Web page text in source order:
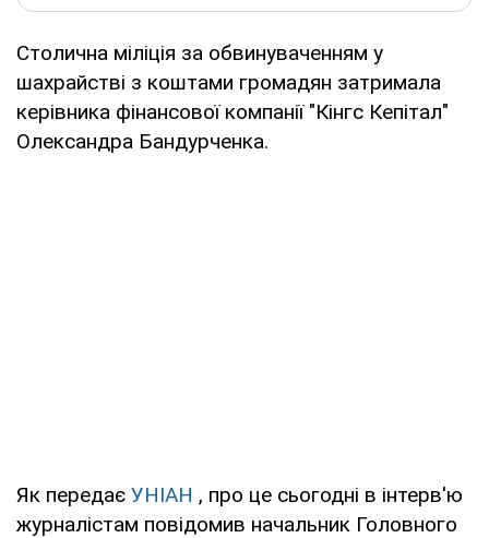
Столична міліція за обвинуваченням у
шахрайстві з коштами громадян затримала
керівника фінансової компанії "Кінгс Кепітал"
Олександра Бандурченка.
Як передає УНІАН , про це сьогодні в інтерв'ю
журналістам повідомив начальник Головного